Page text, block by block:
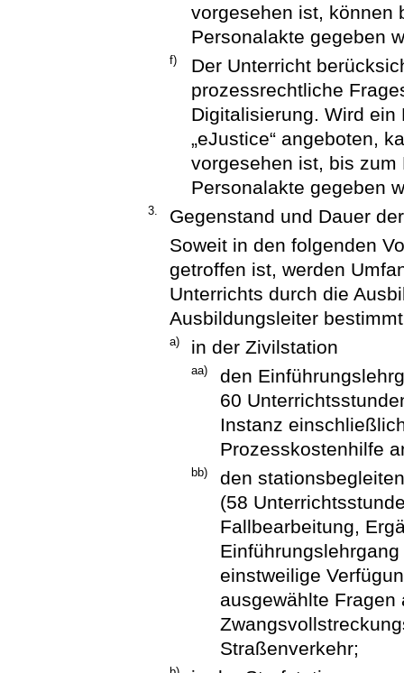
vorgesehen ist, können
Personalakte gegeben
f)
Der Unterricht
prozessrechtliche
Digitalisierung. Wird
„eJustice“ angeboten,
vorgesehen ist, bis
Personalakte gegeben
3.
Gegenstand und Dauer
Soweit in den folgenden
getroffen ist, werden
Unterrichts durch die
Ausbildungsleiter
a) in der Zivilstation
aa)
den
60
Instanz
Prozesskostenhilfe
bb)
den
(58
Fallbearbeitung,
einstweilige
ausgewählte
Straßenverkehr;